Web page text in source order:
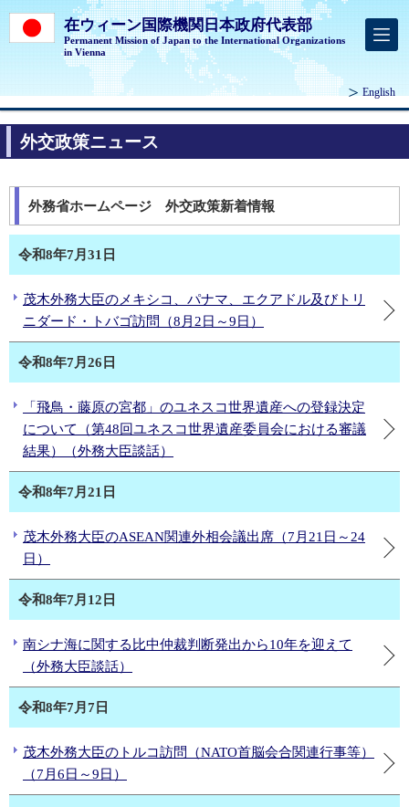
在ウィーン国際機関日本政府代表部
Permanent Mission of Japan to the International Organizations
in Vienna
English
外交政策ニュース
外務省ホームページ 外交政策新着情報
令和8年7月31日
茂木外務大臣のメキシコ、パナマ、エクアドル及びトリ
ニダード・トバゴ訪問（8月2日～9日）
令和8年7月26日
「飛鳥・藤原の宮都」のユネスコ世界遺産への登録決定
について（第48回ユネスコ世界遺産委員会における審議
結果）（外務大臣談話）
令和8年7月21日
茂木外務大臣のASEAN関連外相会議出席（7月21日～24
日）
令和8年7月12日
南シナ海に関する比中仲裁判断発出から10年を迎えて
（外務大臣談話）
令和8年7月7日
茂木外務大臣のトルコ訪問（NATO首脳会合関連行事等）
（7月6日～9日）